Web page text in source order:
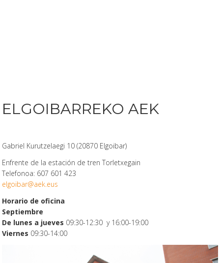
ELGOIBARREKO AEK
Gabriel Kurutzelaegi 10 (20870 Elgoibar)
Enfrente de la estación de tren Torletxegain
Telefonoa: 607 601 423
elgoibar@aek.eus
Horario de oficina
Septiembre
De lunes a jueves 09:30-12:30 y 16:00-19:00
Viernes 09:30-14:00